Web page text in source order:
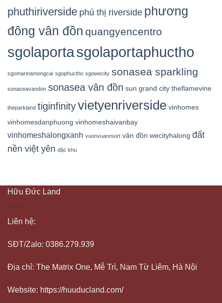
phuthiriverside phú thị riverside phương
đông vân đồn quangyencentro
sgolaportasgolaportaphuctho
sgomarinamongcai sgophuctho sgowecity sonasea sparkling
sonaseavandon sonasea vân đồn sun grand city theflamevine
theparkland tiginfinityvietyenriverside vinhomes
vinhomesdanphuong vinhomeshaivanbay
vinhomeshalongxanh vuonvuaresort vân đồn wecityhalong đất
nền việt yên đặc khu
Hữu Đức Land
Liên hệ:
SĐT/Zalo: 0386.279.939
Địa chỉ: The Matrix One, Mễ Trì, Nam Từ Liêm, Hà Nội
Website: https://huuducland.com/